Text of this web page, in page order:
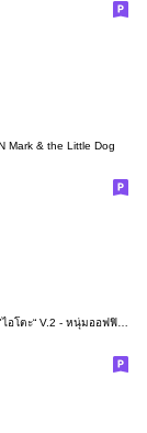
Mark & the Little Dog